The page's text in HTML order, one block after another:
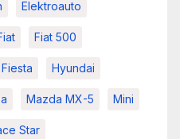
Elektroauto
Fiat 500
Hyundai
Mazda MX-5 Mini
Star